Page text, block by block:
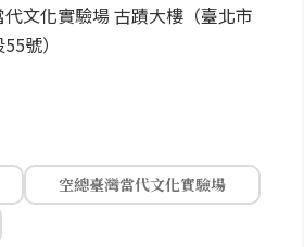
文化實驗場 古蹟大樓（臺北市
號）
空總臺灣當代文化實驗場